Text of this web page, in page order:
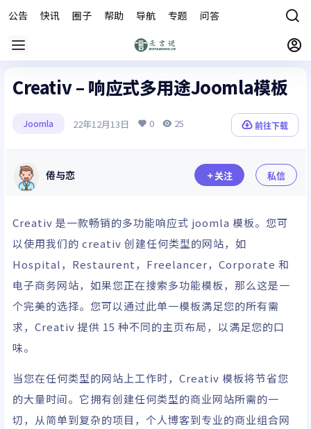
公告 快讯 圈子 帮助 导航 专题 问答
Creativ – 响应式多用途Joomla模板
Joomla 22年12月13日 0 25 前往下载
倦与恋 关注 私信
Creativ 是一款畅销的多功能响应式 joomla 模板。您可
以使用我们的 creativ 创建任何类型的网站，如
Hospital，Restaurent，Freelancer，Corporate 和
电子商务网站，如果您正在搜索多功能模板，那么这是一
个完美的选择。您可以通过此单一模板满足您的所有需
求，Creativ 提供 15 种不同的主页布局，以满足您的口
味。
当您在任何类型的网站上工作时，Creativ 模板将节省您
的大量时间。它拥有创建任何类型的商业网站所需的一
切，从简单到复杂的项目，个人博客到专业的商业组合网